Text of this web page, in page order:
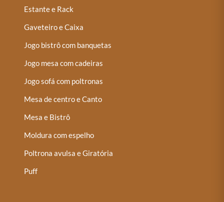
Estante e Rack
Gaveteiro e Caixa
Jogo bistrô com banquetas
Jogo mesa com cadeiras
Jogo sofá com poltronas
Mesa de centro e Canto
Mesa e Bistrô
Moldura com espelho
Poltrona avulsa e Giratória
Puff